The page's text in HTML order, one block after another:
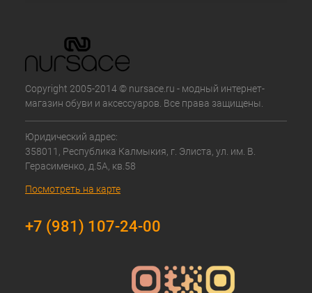
Copyright 2005-2014 © nursace.ru - модный интернет-
магазин обуви и аксессуаров. Все права защищены.
Юридический адрес:
358011, Республика Калмыкия, г. Элиста, ул. им. В.
Герасименко, д.5А, кв.58
Посмотреть на карте
+7 (981) 107-24-00